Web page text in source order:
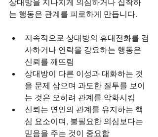
는 행동은 관계를 피로하게 만듭니다.
지속적으로 상대방의 휴대전화를 검
사하거나 연락을 강요하는 행동은
신뢰를 깨뜨림
상대방이 다른 이성과 대화하는 것
을 문제 삼으며 과도한 질투를 보이
는 것은 오히려 관계를 악화시킴
신뢰는 연인의 관계를 유지하는 핵
심 요소이며, 불필요한 의심보다는
믿음을 주는 것이 중요함